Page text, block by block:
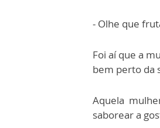
- Olhe que
Foi aí que a
bem perto da
Aquela
saborear a